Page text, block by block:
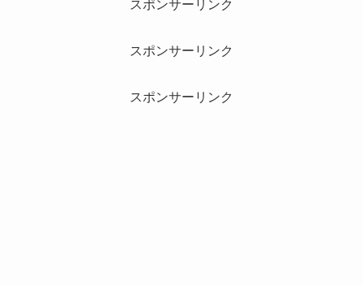
スポンサーリンク
スポンサーリンク
スポンサーリンク